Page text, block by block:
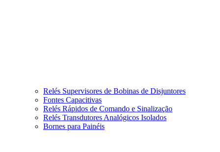
Relés Supervisores de Bobinas de Disjuntores
Fontes Capacitivas
Relés Rápidos de Comando e Sinalização
Relés Transdutores Analógicos Isolados
Bornes para Painéis